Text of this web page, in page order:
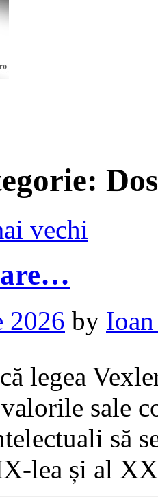
vechi
2026 by
legea
sale
să
lea și al